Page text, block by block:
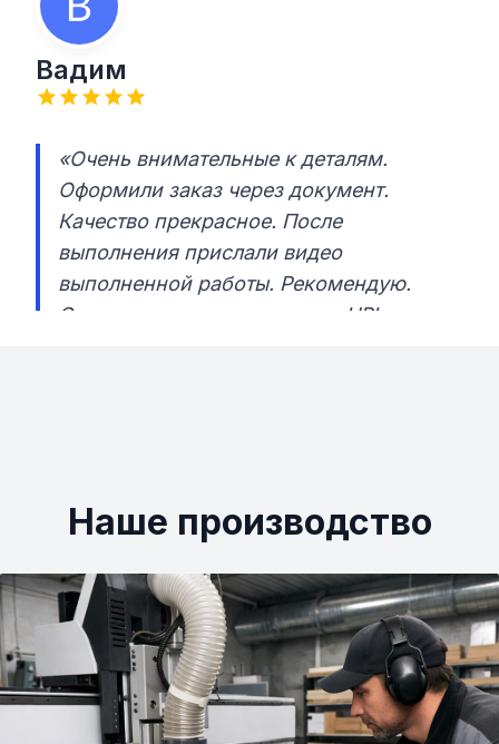
Вадим
«Очень внимательные к деталям.
Оформили заказ через документ.
Качество прекрасное. После
выполнения прислали видео
выполненной работы. Рекомендую.
Сделали мне подоконник из HPL.
Наше производство